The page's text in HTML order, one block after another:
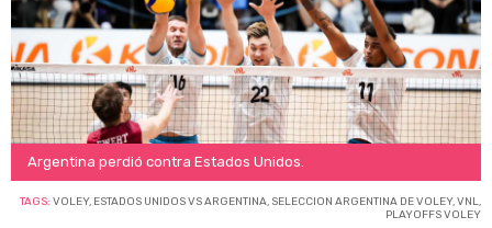
Argentina perdió contra Estados Unidos.
TAGS: VOLEY, ESTADOS UNIDOS VS ARGENTINA, SELECCION ARGENTINA DE VOLEY,VNL,
PLAYOFFS VOLEY